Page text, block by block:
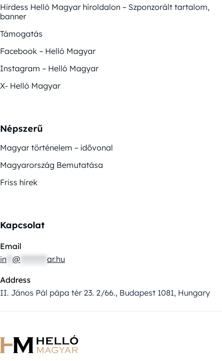
Hirdess Helló Magyar híroldalon – Szponzorált tartalom,
banner
Támogatás
Facebook – Helló Magyar
Instagram – Helló Magyar
X- Helló Magyar
Népszerű
Magyar történelem – idővonal
Magyarország Bemutatása
Friss hírek
Kapcsolat
Email
in @ ar.hu
Address
II. János Pál pápa tér 23. 2/66., Budapest 1081, Hungary